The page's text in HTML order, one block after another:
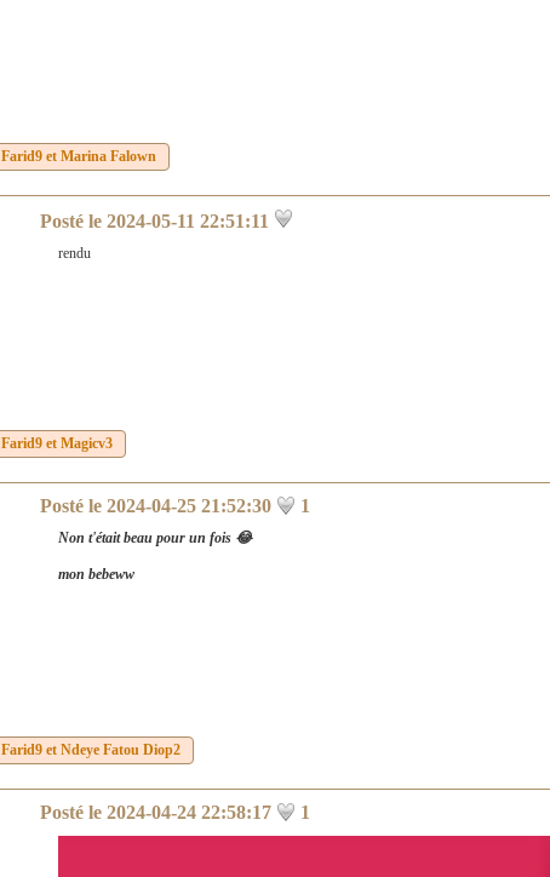
Farid9 et Marina Falown
Posté le 2024-05-11 22:51:11
rendu
Farid9 et Magicv3
Posté le 2024-04-25 21:52:30 1
Non t'était beau pour un fois 😂
mon bebeww
Farid9 et Ndeye Fatou Diop2
Posté le 2024-04-24 22:58:17 1